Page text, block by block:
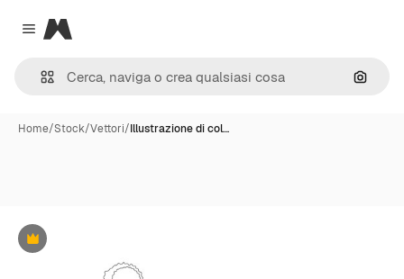
Close menu
Magnific
Cerca
Home/Stock/Vettori/Illustrazione di col…
Premium